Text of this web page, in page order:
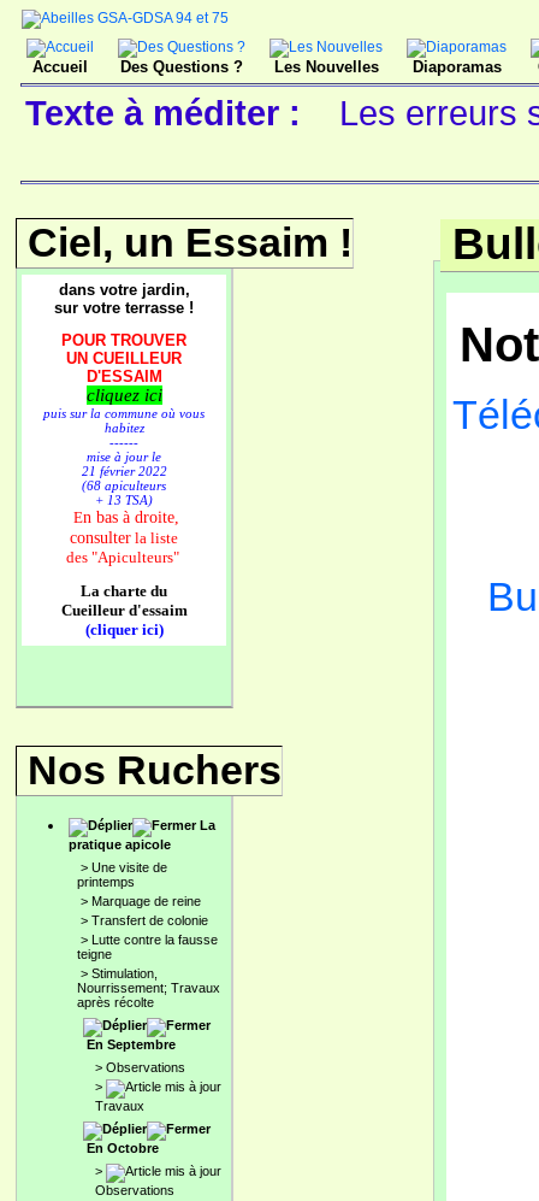
Accueil Des Questions ? Les Nouvelles Diaporamas
Texte à méditer : Les erreurs
Ciel, un Essaim !
dans votre jardin,
sur votre terrasse !
POUR TROUVER
UN CUEILLEUR
D'ESSAIM
cliquez ici
puis sur la commune où vous
habitez
------
mise à jour le
21 février 2022
(68 apiculteurs
+ 13 TSA)
En bas à droite,
consulter la liste
des "Apiculteurs"
La charte du
Cueilleur d'essaim
(cliquer ici)
Nos Ruchers
La
pratique apicole
> Une visite de
printemps
> Marquage de reine
> Transfert de colonie
> Lutte contre la fausse
teigne
> Stimulation,
Nourrissement; Travaux
après récolte
En Septembre
> Observations
>
Travaux
En Octobre
>
Observations